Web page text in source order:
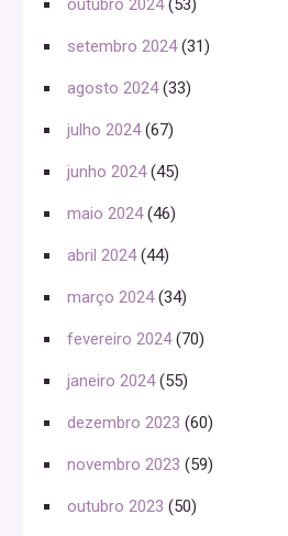
outubro 2024(53)
setembro 2024(31)
agosto 2024(33)
julho 2024(67)
junho 2024(45)
maio 2024(46)
abril 2024(44)
março 2024(34)
fevereiro 2024(70)
janeiro 2024(55)
dezembro 2023 (60)
novembro 2023 (59)
outubro 2023 (50)